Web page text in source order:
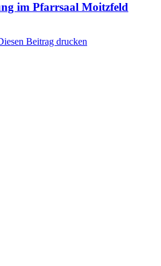
im Pfarrsaal Moitzfeld
Beitrag drucken